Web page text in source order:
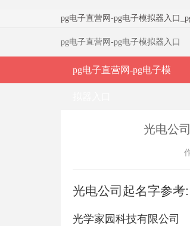
pg电子直营网-pg电子模拟器入口
pg电子直营网-pg电子模拟器入口
pg电子直营网-pg电子模
光电公
光电公司起名字参考:
光学家园科技有限公司